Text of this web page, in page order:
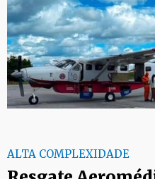
ALTA COMPLEXIDADE